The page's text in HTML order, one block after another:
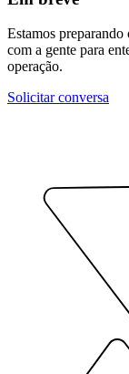
Estamos
com a gente para
operação.
Solicitar conversa